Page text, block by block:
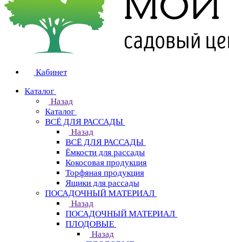
Кабинет
Каталог
Назад
Каталог
ВСЁ ДЛЯ РАССАДЫ
Назад
ВСЁ ДЛЯ РАССАДЫ
Ёмкости для рассады
Кокосовая продукция
Торфяная продукция
Ящики для рассады
ПОСАДОЧНЫЙ МАТЕРИАЛ
Назад
ПОСАДОЧНЫЙ МАТЕРИАЛ
ПЛОДОВЫЕ
Назад